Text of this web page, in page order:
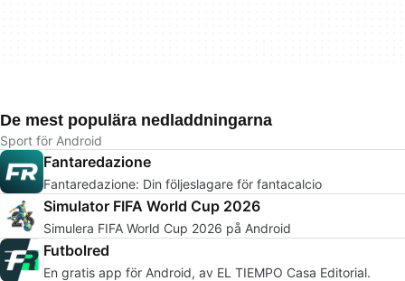
De mest populära nedladdningarna
Sport för Android
Fantaredazione
Fantaredazione: Din följeslagare för fantacalcio
Simulator FIFA World Cup 2026
Simulera FIFA World Cup 2026 på Android
Futbolred
En gratis app för Android, av EL TIEMPO Casa Editorial.